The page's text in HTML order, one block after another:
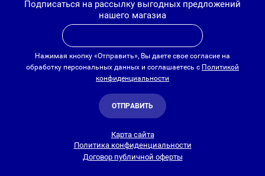
Подписаться на рассылку выгодных предложений
нашего магазиа
Нажимая кнопку «Отправить», Вы даете свое согласие на
обработку персональных данных и соглашаетесь с Политикой
конфиденциальности
ОТПРАВИТЬ
Карта сайта
Политика конфиденциальности
Договор публичной оферты